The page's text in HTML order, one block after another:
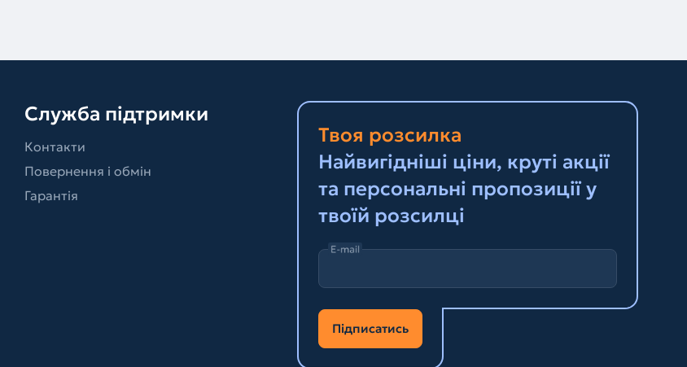
Служба підтримки
Контакти
Повернення і обмін
Гарантія
Твоя розсилка
Найвигідніші ціни, круті акції
та персональні пропозиції у
твоїй розсилці
E-mail
Підписатись